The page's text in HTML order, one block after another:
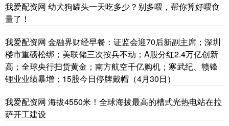
我爱配资网 幼犬狗罐头一天吃多少？别多喂，帮你算好喂食
量了！
我爱配资网 金融界财经早餐：证监会迎70后新副主席；深圳
楼市重磅松绑；美联储三次按兵不动；A股分红2.4万亿创新
高；全球央行扫货黄金；南方航空千亿购机；寒武纪、赣锋
锂业业绩暴增；15股今日停牌戴帽（4月30日）
我爱配资网 海拔4550米！全球海拔最高的槽式光热电站在拉
萨开工建设